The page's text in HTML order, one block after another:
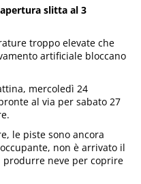
slitta al 3
troppo elevate che
artificiale bloccano
mercoledì 24
al via per sabato 27
le piste sono ancora
non è arrivato il
neve per coprire